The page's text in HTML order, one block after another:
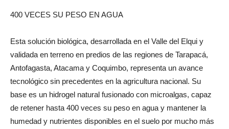
400 VECES SU PESO EN AGUA
Esta solución biológica, desarrollada en el Valle del Elqui y
validada en terreno en predios de las regiones de Tarapacá,
Antofagasta, Atacama y Coquimbo, representa un avance
tecnológico sin precedentes en la agricultura nacional. Su
base es un hidrogel natural fusionado con microalgas, capaz
de retener hasta 400 veces su peso en agua y mantener la
humedad y nutrientes disponibles en el suelo por mucho más